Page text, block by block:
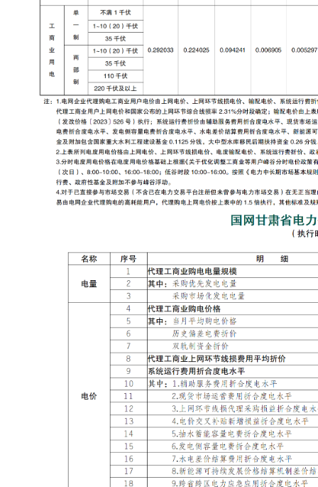
越LXSF电子远传智能水表 宁波三星DDZY188-Z型4G通讯